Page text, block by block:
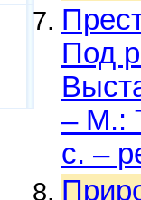
Под
– М.:
с. –